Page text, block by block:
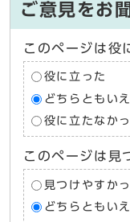
ご意見をお
このページは役
役に立った
どちらともい
役に立たなか
このページは見
見つけやすか
どちらともい